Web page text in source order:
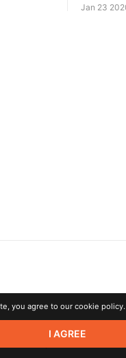
Jan 23
Limited. All rights
their respective owners.
you agree to our cookie policy.
I AGREE